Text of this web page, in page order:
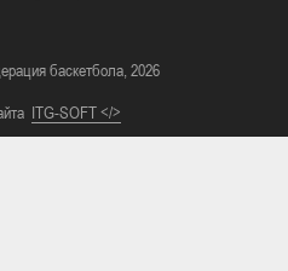
баскетбола, 2026
ITG-SOFT </>